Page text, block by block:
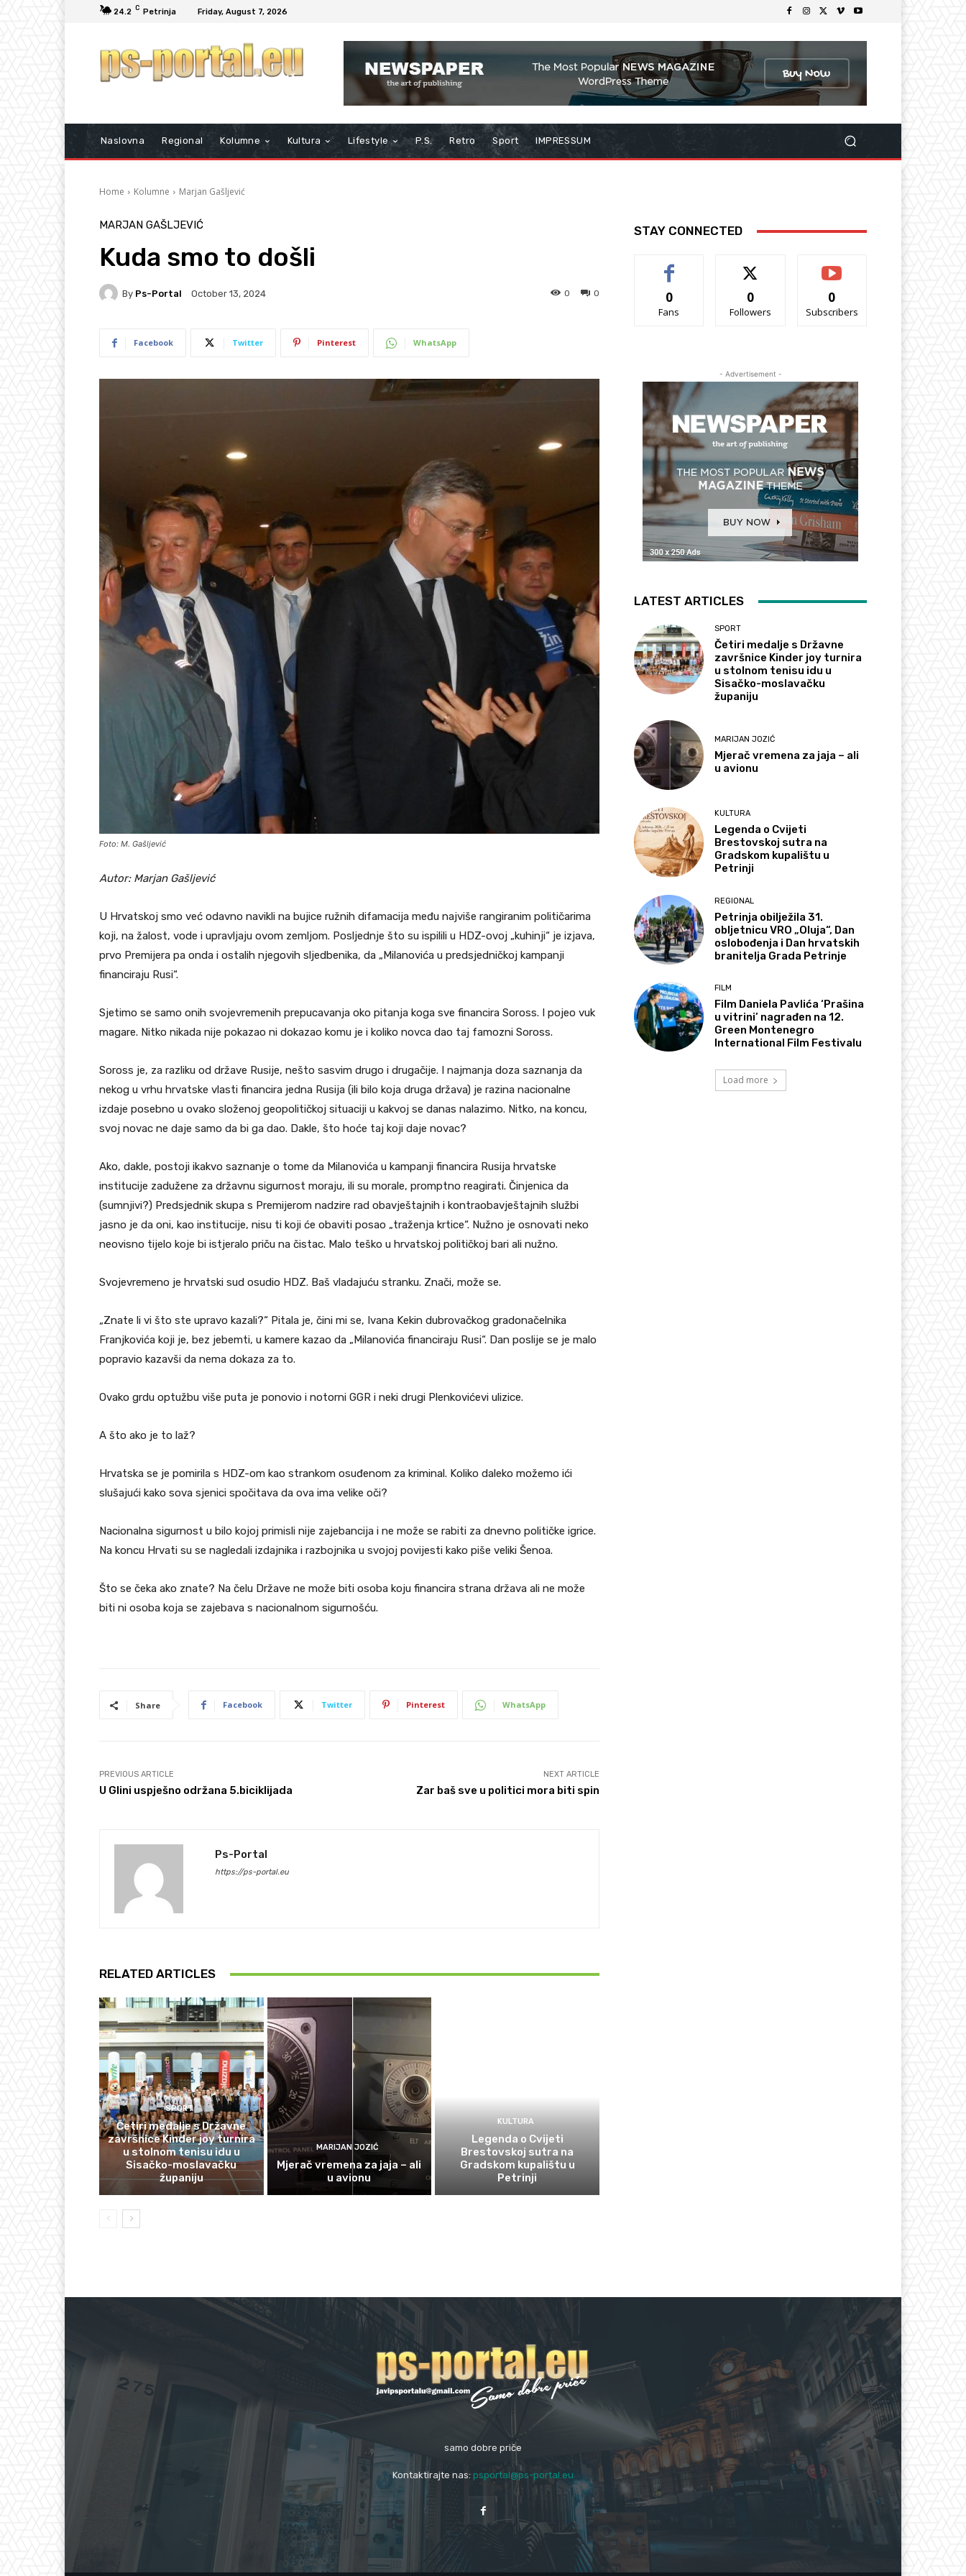
24.2 C Petrinja Friday, August 7, 2026
Naslovna Regional Kolumne Kultura Lifestyle P.S. Retro Sport IMPRESSUM
Home Kolumne Marjan Gašljević
MARJAN GAŠLJEVIĆ
Kuda smo to došli
By Ps-Portal October 13, 2024 0
0
Facebook Twitter Pinterest WhatsApp
Foto: M. Gašljević
Autor: Marjan Gašljević
U Hrvatskoj smo već odavno navikli na bujice ružnih difamacija među najviše rangiranim političarima
koji, na žalost, vode i upravljaju ovom zemljom. Posljednje što su ispilili u HDZ-ovoj „kuhinji“ je izjava,
prvo Premijera pa onda i ostalih njegovih sljedbenika, da „Milanovića u predsjedničkoj kampanji
financiraju Rusi“.
Sjetimo se samo onih svojevremenih prepucavanja oko pitanja koga sve financira Soross. I pojeo vuk
magare. Nitko nikada nije pokazao ni dokazao komu je i koliko novca dao taj famozni Soross.
Soross je, za razliku od države Rusije, nešto sasvim drugo i drugačije. I najmanja doza saznanja da
nekog u vrhu hrvatske vlasti financira jedna Rusija (ili bilo koja druga država) je razina nacionalne
izdaje posebno u ovako složenoj geopolitičkoj situaciji u kakvoj se danas nalazimo. Nitko, na koncu,
svoj novac ne daje samo da bi ga dao. Dakle, što hoće taj koji daje novac?
Ako, dakle, postoji ikakvo saznanje o tome da Milanovića u kampanji financira Rusija hrvatske
institucije zadužene za državnu sigurnost moraju, ili su morale, promptno reagirati. Činjenica da
(sumnjivi?) Predsjednik skupa s Premijerom nadzire rad obavještajnih i kontraobavještajnih službi
jasno je da oni, kao institucije, nisu ti koji će obaviti posao „traženja krtice“. Nužno je osnovati neko
neovisno tijelo koje bi istjeralo priču na čistac. Malo teško u hrvatskoj političkoj bari ali nužno.
Svojevremeno je hrvatski sud osudio HDZ. Baš vladajuću stranku. Znači, može se.
„Znate li vi što ste upravo kazali?“ Pitala je, čini mi se, Ivana Kekin dubrovačkog gradonačelnika
Franjkovića koji je, bez jebemti, u kamere kazao da „Milanovića financiraju Rusi“. Dan poslije se je malo
popravio kazavši da nema dokaza za to.
Ovako grdu optužbu više puta je ponovio i notorni GGR i neki drugi Plenkovićevi ulizice.
A što ako je to laž?
Hrvatska se je pomirila s HDZ-om kao strankom osuđenom za kriminal. Koliko daleko možemo ići
slušajući kako sova sjenici spočitava da ova ima velike oči?
Nacionalna sigurnost u bilo kojoj primisli nije zajebancija i ne može se rabiti za dnevno političke igrice.
Na koncu Hrvati su se nagledali izdajnika i razbojnika u svojoj povijesti kako piše veliki Šenoa.
Što se čeka ako znate? Na čelu Države ne može biti osoba koju financira strana država ali ne može
biti ni osoba koja se zajebava s nacionalnom sigurnošću.
Share Facebook Twitter Pinterest WhatsApp
PREVIOUS ARTICLE
U Glini uspješno održana 5.biciklijada
NEXT ARTICLE
Zar baš sve u politici mora biti spin
Ps-Portal
https://ps-portal.eu
RELATED ARTICLES
SPORT
Četiri medalje s Državne
završnice Kinder joy turnira
u stolnom tenisu idu u
Sisačko-moslavačku
županiju
MARIJAN JOZIĆ
Mjerač vremena za jaja – ali
u avionu
KULTURA
Legenda o Cvijeti
Brestovskoj sutra na
Gradskom kupalištu u
Petrinji
STAY CONNECTED
0
Fans
0
Followers
0
Subscribers
- Advertisement -
LATEST ARTICLES
SPORT
Četiri medalje s Državne
završnice Kinder joy turnira
u stolnom tenisu idu u
Sisačko-moslavačku
županiju
MARIJAN JOZIĆ
Mjerač vremena za jaja – ali
u avionu
KULTURA
Legenda o Cvijeti
Brestovskoj sutra na
Gradskom kupalištu u
Petrinji
REGIONAL
Petrinja obilježila 31.
obljetnicu VRO „Oluja“, Dan
oslobođenja i Dan hrvatskih
branitelja Grada Petrinje
FILM
Film Daniela Pavlića ‘Prašina
u vitrini’ nagrađen na 12.
Green Montenegro
International Film Festivalu
Load more
samo dobre priče
Kontaktirajte nas:psportal@ps-portal.eu